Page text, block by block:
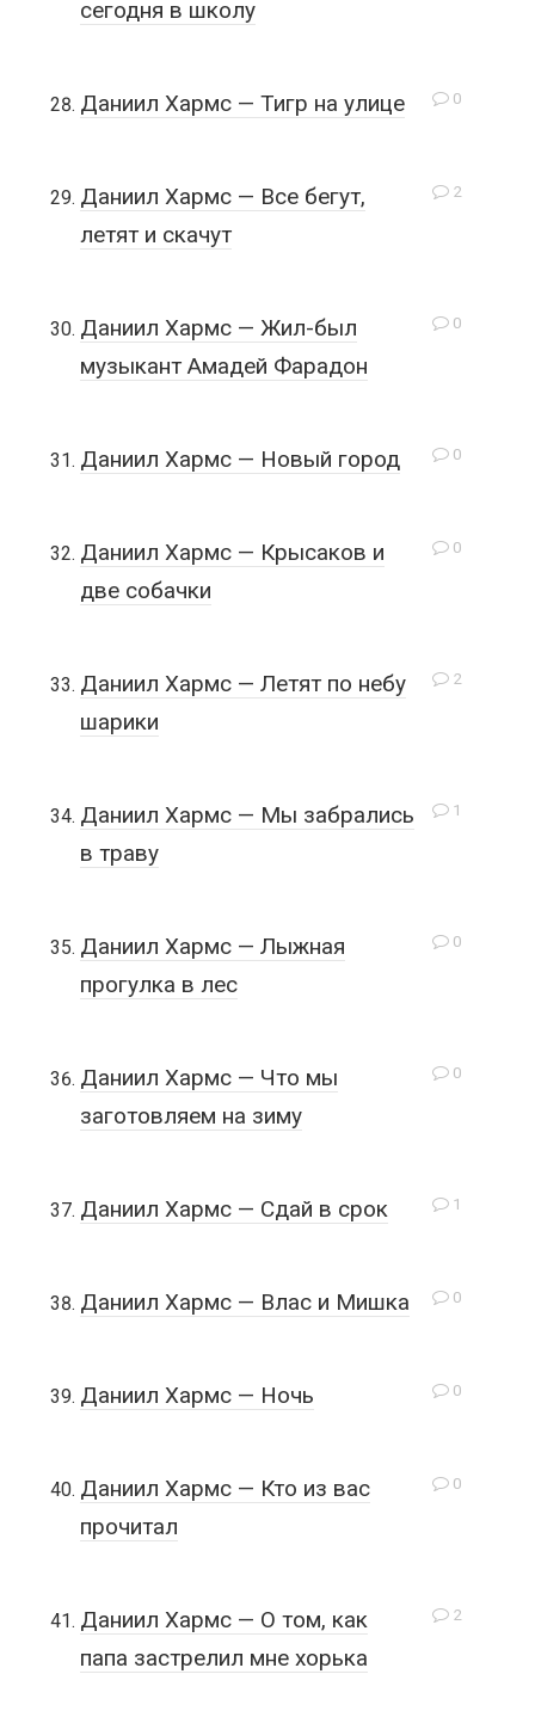
сегодня в школу
0
Даниил Хармс — Тигр на улице
2
Даниил Хармс — Все бегут,
летят и скачут
0
Даниил Хармс — Жил-был
музыкант Амадей Фарадон
0
Даниил Хармс — Новый город
0
Даниил Хармс — Крысаков и
две собачки
2
Даниил Хармс — Летят по небу
шарики
1
Даниил Хармс — Мы забрались
в траву
0
Даниил Хармс — Лыжная
прогулка в лес
0
Даниил Хармс — Что мы
заготовляем на зиму
1
Даниил Хармс — Сдай в срок
0
Даниил Хармс — Влас и Мишка
0
Даниил Хармс — Ночь
0
Даниил Хармс — Кто из вас
прочитал
2
Даниил Хармс — О том, как
папа застрелил мне хорька